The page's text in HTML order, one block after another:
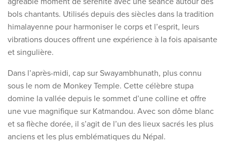
bols chantants. Utilisés depuis des siècles dans la tradition
himalayenne pour harmoniser le corps et l’esprit, leurs
vibrations douces offrent une expérience à la fois apaisante
et singulière.
Dans l’après-midi, cap sur Swayambhunath, plus connu
sous le nom de Monkey Temple. Cette célèbre stupa
domine la vallée depuis le sommet d’une colline et offre
une vue magnifique sur Katmandou. Avec son dôme blanc
et sa flèche dorée, il s’agit de l’un des lieux sacrés les plus
anciens et les plus emblématiques du Népal.